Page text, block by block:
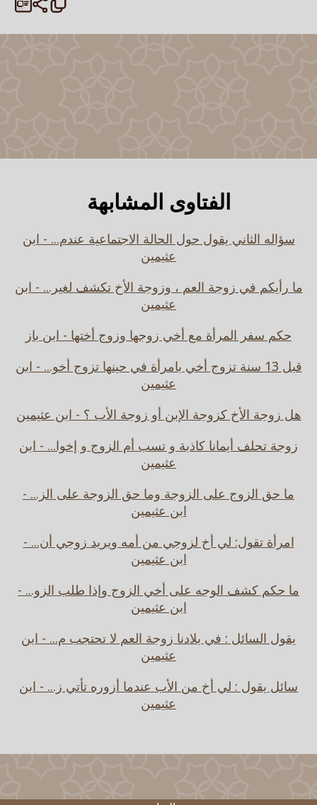
الفتاوى المشابهة
سؤاله الثاني يقول حول الحالة الاجتماعية عندم... - ابن
عثيمين
ما رأيكم في زوجة العم ، وزوجة الأخ تكشف لغير... - ابن
عثيمين
حكم سفر المرأة مع أخي زوجها وزوج أختها - ابن باز
قبل 13 سنة تزوج أخي بامرأة في حينها تزوج أخو... - ابن
عثيمين
هل زوجة الأخ كزوجة الإبن أو زوجة الأب ؟ - ابن عثيمين
زوجة تحلف أيمانا كاذبة و تسب أم الزوج و إخوا... - ابن
عثيمين
ما حق الزوج على الزوجة وما حق الزوجة على الز... -
ابن عثيمين
امرأة تقول: لي أخ لزوجي من أمه ويريد زوجي أن... -
ابن عثيمين
ما حكم كشف الوجه على أخي الزوج وإذا طلب الزو... -
ابن عثيمين
يقول السائل : في بلادنا زوجة العم لا تحتجب م... - ابن
عثيمين
سائل يقول : لي أخ من الأب عندما أزوره تأتي ز... - ابن
عثيمين